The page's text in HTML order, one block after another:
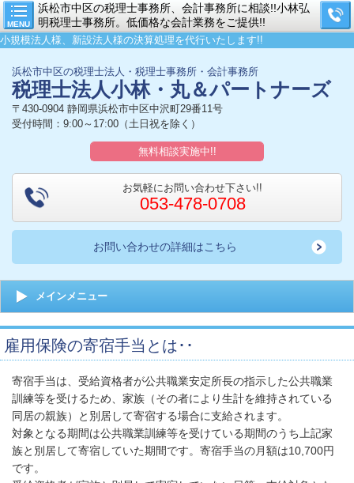
MENU
浜松市中区の税理士事務所、会計事務所に相談!!小林弘
明税理士事務所。低価格な会計業務をご提供!!
小規模法人様、新設法人様の決算処理を代行いたします!!
浜松市中区の税理士法人・税理士事務所・会計事務所
税理士法人小林・丸＆パートナーズ
〒430-0904 静岡県浜松市中区中沢町29番11号
受付時間：9:00～17:00（土日祝を除く）
無料相談実施中!!
お気軽にお問い合わせ下さい!!
053-478-0708
お問い合わせの詳細はこちら
メインメニュー
雇用保険の寄宿手当とは･･
寄宿手当は、受給資格者が公共職業安定所長の指示した公共職業
訓練等を受けるため、家族（その者により生計を維持されている
同居の親族）と別居して寄宿する場合に支給されます。
対象となる期間は公共職業訓練等を受けている期間のうち上記家
族と別居して寄宿していた期間です。寄宿手当の月額は10,700円
です。